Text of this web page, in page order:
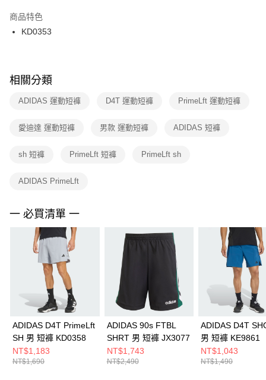
２．訂單成立數日內，您將收到繳費通知簡訊。
３．收到繳費通知簡訊後14天內，點擊此簡訊中的連結，可透過四大超商／
ATM／網路銀行／等多元方式進行付款，方視為交易完成。
※ 交易是否成功請以「AFTEE先享後付 」之結帳頁面顯示為準，若有關於
是否繳費成功／繳費後需取消欲退款等相關疑問，請聯繫「AFTEE先享後付
客戶支援中心」https://netprotections.freshdesk.com/support/home
１．透過由恩沛科技股份有限公司提供之「AFTEE先享後付」服務完成之交
權轉讓予恩沛科技股份有限公司。
３．未成年的使用者請事先徵得法定代理人或監護人之同意方可使用
４．使用「AFTEE先享後付」時，將依據個別帳號之用戶狀況，依本公司即
時審查核予不同之上限額度；若仍有額度不足之情形，本公司將視審查結果
請求用戶進行身份認證。
５．嚴禁一人註冊多個帳號或使用他人資訊註冊。若發現惡意使用之情形，
恩沛科技股份有限公司將有權停止該用戶之使用額度並採取法律行動。
付款後門市自取
每筆NT$100，滿NT$1,500(含以上)免運費
商品特色
KD0353
相關分類
ADIDAS 運動短褲 D4T 運動短褲 PrimeLft 運動短褲
愛迪達 運動短褲 男款 運動短褲 ADIDAS 短褲
sh 短褲 PrimeLft 短褲 PrimeLft sh
ADIDAS PrimeLft
一 必買清單 一
ADIDAS D4T PrimeLft
SH 男 短褲 KD0358
NT$1,183
NT$1,690
ADIDAS 90s FTBL
SHRT 男 短褲 JX3077
NT$1,743
NT$2,490
ADIDAS D4T
男 短褲 KE9861
NT$1,043
NT$1,490